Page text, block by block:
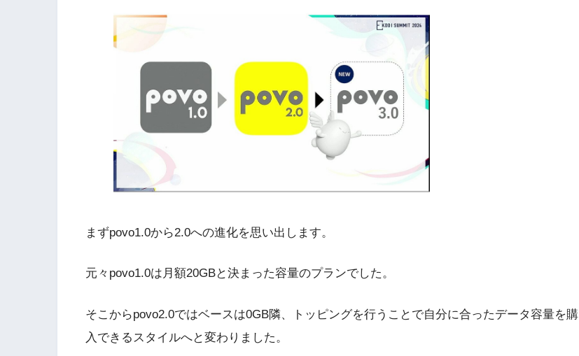
まずpovo1.0から2.0への進化を思い出します。
元々povo1.0は月額20GBと決まった容量のプランでした。
そこからpovo2.0ではベースは0GB隣、トッピングを行うことで自分に合ったデータ容量を購
入できるスタイルへと変わりました。